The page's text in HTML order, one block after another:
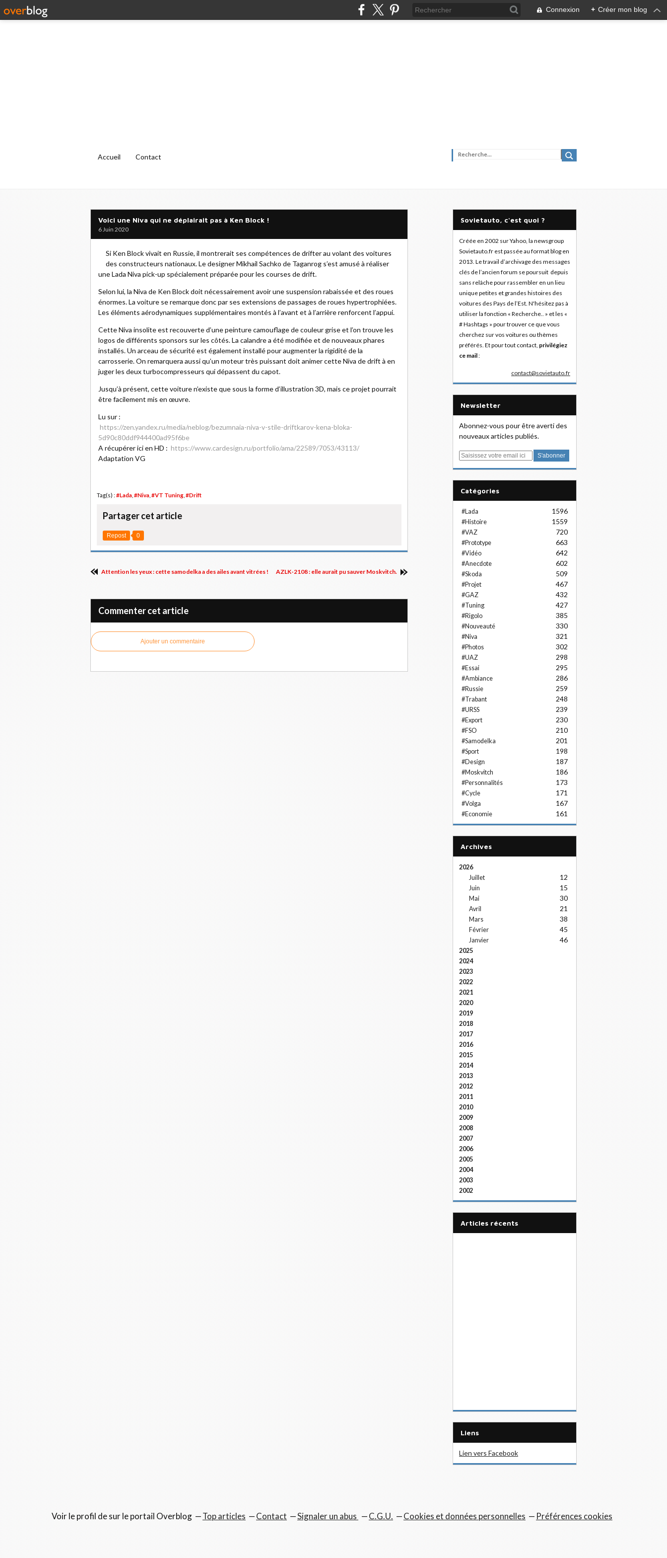
Connexion + Créer mon blog
Accueil Contact
Voici une Niva qui ne déplairait pas à Ken Block !
6 Juin 2020
Si Ken Block vivait en Russie, il montrerait ses compétences de drifter au volant des voitures
des constructeurs nationaux. Le designer Mikhail Sachko de Taganrog s’est amusé à réaliser
une Lada Niva pick-up spécialement préparée pour les courses de drift.
Selon lui, la Niva de Ken Block doit nécessairement avoir une suspension rabaissée et des roues
énormes. La voiture se remarque donc par ses extensions de passages de roues hypertrophiées.
Les éléments aérodynamiques supplémentaires montés à l’avant et à l’arrière renforcent l’appui.
Cette Niva insolite est recouverte d’une peinture camouflage de couleur grise et l’on trouve les
logos de différents sponsors sur les côtés. La calandre a été modifiée et de nouveaux phares
installés. Un arceau de sécurité est également installé pour augmenter la rigidité de la
carrosserie. On remarquera aussi qu’un moteur très puissant doit animer cette Niva de drift à en
juger les deux turbocompresseurs qui dépassent du capot.
Jusqu’à présent, cette voiture n’existe que sous la forme d’illustration 3D, mais ce projet pourrait
être facilement mis en œuvre.
Lu sur :
https://zen.yandex.ru/media/neblog/bezumnaia-niva-v-stile-driftkarov-kena-bloka-
5d90c80ddf944400ad95f6be
A récupérer ici en HD : https://www.cardesign.ru/portfolio/ama/22589/7053/43113/
Adaptation VG
Tag(s) : #Lada #Niva #VT Tuning #Drift
Partager cet article
Repost 0
Attention les yeux : cette samodelka a des ailes avant vitrées ! AZLK-2108 : elle aurait pu sauver Moskvitch.
Commenter cet article
Ajouter un commentaire
Sovietauto, c'est quoi ?
Créée en 2002 sur Yahoo, la newsgroup
Sovietauto.fr est passée au format blog en
2013. Le travail d’archivage des messages
clés de l’ancien forum se poursuit depuis
sans relâche pour rassembler en un lieu
unique petites et grandes histoires des
voitures des Pays de l’Est. N'hésitez pas à
utiliser la fonction « Recherche.. » et les «
# Hashtags » pour trouver ce que vous
cherchez sur vos voitures ou thèmes
préférés. Et pour tout contact, privilégiez
ce mail:
contact@sovietauto.fr
Newsletter
Abonnez-vous pour être averti des
nouveaux articles publiés.
E
Catégories
#Lada 1596
#Histoire 1559
#VAZ 720
#Prototype 663
#Vidéo 642
#Anecdote 602
#Skoda 509
#Projet 467
#GAZ 432
#Tuning 427
#Rigolo 385
#Nouveauté 330
#Niva 321
#Photos 302
#UAZ 298
#Essai 295
#Ambiance 286
#Russie 259
#Trabant 248
#URSS 239
#Export 230
#FSO 210
#Samodelka 201
#Sport 198
#Design 187
#Moskvitch 186
#Personnalités 173
#Cycle 171
#Volga 167
#Economie 161
Archives
2026
Juillet
12
Juin 15
Mai 30
Avril 21
Mars 38
Février 45
Janvier 46
2025
2024
2023
2022
2021
2020
2019
2018
2017
2016
2015
2014
2013
2012
2011
2010
2009
2008
2007
2006
2005
2004
2003
2002
articles récents
Liens
Lien vers Facebook
Voir le profil desur le portail Overblog Top articles Contact Signaler un abus C.G.U. Cookies et données personnelles Préférences cookies